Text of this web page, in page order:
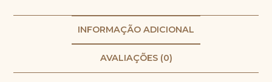
INFORMAÇÃO ADICIONAL
AVALIAÇÕES (0)